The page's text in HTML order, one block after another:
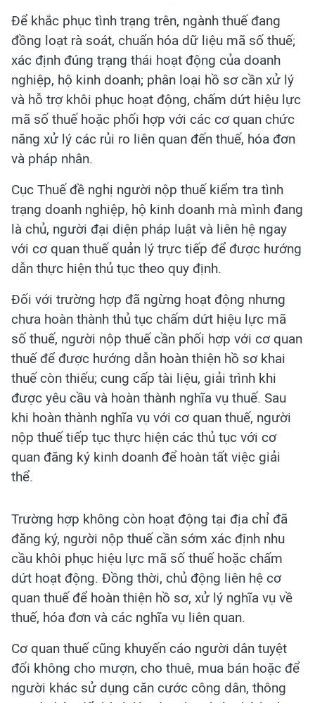
Để khắc phục tình trạng trên, ngành thuế đang
đồng loạt rà soát, chuẩn hóa dữ liệu mã số thuế;
xác định đúng trạng thái hoạt động của doanh
nghiệp, hộ kinh doanh; phân loại hồ sơ cần xử lý
và hỗ trợ khôi phục hoạt động, chấm dứt hiệu lực
mã số thuế hoặc phối hợp với các cơ quan chức
năng xử lý các rủi ro liên quan đến thuế, hóa đơn
và pháp nhân.
Cục Thuế đề nghị người nộp thuế kiểm tra tình
trạng doanh nghiệp, hộ kinh doanh mà mình đang
là chủ, người đại diện pháp luật và liên hệ ngay
với cơ quan thuế quản lý trực tiếp để được hướng
dẫn thực hiện thủ tục theo quy định.
Đối với trường hợp đã ngừng hoạt động nhưng
chưa hoàn thành thủ tục chấm dứt hiệu lực mã
số thuế, người nộp thuế cần phối hợp với cơ quan
thuế để được hướng dẫn hoàn thiện hồ sơ khai
thuế còn thiếu; cung cấp tài liệu, giải trình khi
được yêu cầu và hoàn thành nghĩa vụ thuế. Sau
khi hoàn thành nghĩa vụ với cơ quan thuế, người
nộp thuế tiếp tục thực hiện các thủ tục với cơ
quan đăng ký kinh doanh để hoàn tất việc giải
thể.
Trường hợp không còn hoạt động tại địa chỉ đã
đăng ký, người nộp thuế cần sớm xác định nhu
cầu khôi phục hiệu lực mã số thuế hoặc chấm
dứt hoạt động. Đồng thời, chủ động liên hệ cơ
quan thuế để hoàn thiện hồ sơ, xử lý nghĩa vụ về
thuế, hóa đơn và các nghĩa vụ liên quan.
Cơ quan thuế cũng khuyến cáo người dân tuyệt
đối không cho mượn, cho thuê, mua bán hoặc để
người khác sử dụng căn cước công dân, thông